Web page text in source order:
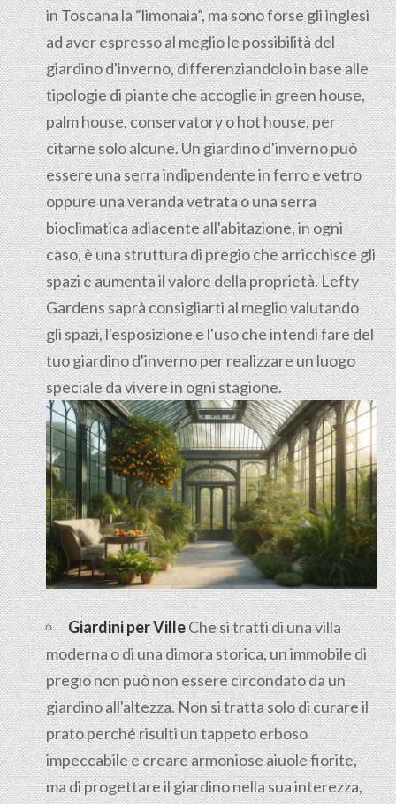
in Toscana la “limonaia”, ma sono forse gli inglesi
ad aver espresso al meglio le possibilità del
giardino d'inverno, differenziandolo in base alle
tipologie di piante che accoglie in green house,
palm house, conservatory o hot house, per
citarne solo alcune. Un giardino d'inverno può
essere una serra indipendente in ferro e vetro
oppure una veranda vetrata o una serra
bioclimatica adiacente all'abitazione, in ogni
caso, è una struttura di pregio che arricchisce gli
spazi e aumenta il valore della proprietà. Lefty
Gardens saprà consigliarti al meglio valutando
gli spazi, l'esposizione e l'uso che intendi fare del
tuo giardino d'inverno per realizzare un luogo
speciale da vivere in ogni stagione.
Giardini per VilleChe si tratti di una villa
moderna o di una dimora storica, un immobile di
pregio non può non essere circondato da un
giardino all'altezza. Non si tratta solo di curare il
prato perché risulti un tappeto erboso
impeccabile e creare armoniose aiuole fiorite,
ma di progettare il giardino nella sua interezza,